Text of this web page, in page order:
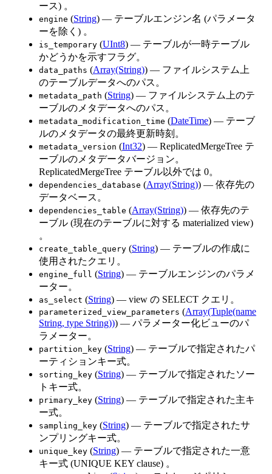
ース) 。
engine (String) — テーブルエンジン名 (パラメータ
ーを除く) 。
is_temporary (UInt8) — テーブルが一時テーブル
かどうかを示すフラグ。
data_paths (Array(String)) — ファイルシステム上
のテーブルデータへのパス。
metadata_path (String) — ファイルシステム上のテ
ーブルのメタデータへのパス。
metadata_modification_time (DateTime) — テーブ
ルのメタデータの最終更新時刻。
metadata_version (Int32) — ReplicatedMergeTree テ
ーブルのメタデータバージョン。
ReplicatedMergeTree テーブル以外では 0。
dependencies_database (Array(String)) — 依存先の
データベース。
dependencies_table (Array(String)) — 依存先のテ
ーブル (現在のテーブルに対する materialized view)
。
create_table_query (String) — テーブルの作成に
使用されたクエリ。
engine_full (String) — テーブルエンジンのパラメ
ーター。
as_select (String) — view の SELECT クエリ。
parameterized_view_parameters (Array(Tuple(name
String, type String))) — パラメーター化ビューのパ
ラメーター。
partition_key (String) — テーブルで指定されたパ
ーティションキー式。
sorting_key (String) — テーブルで指定されたソー
トキー式。
primary_key (String) — テーブルで指定された主キ
ー式。
sampling_key (String) — テーブルで指定されたサ
ンプリングキー式。
unique_key (String) — テーブルで指定された一意
キー式 (UNIQUE KEY clause) 。